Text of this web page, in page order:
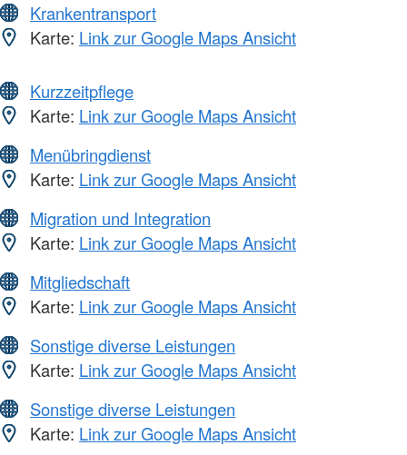
Krankentransport
Karte: Link zur Google Maps Ansicht
Kurzzeitpflege
Karte: Link zur Google Maps Ansicht
Menübringdienst
Karte: Link zur Google Maps Ansicht
Migration und Integration
Karte: Link zur Google Maps Ansicht
Mitgliedschaft
Karte: Link zur Google Maps Ansicht
Sonstige diverse Leistungen
Karte: Link zur Google Maps Ansicht
Sonstige diverse Leistungen
Karte: Link zur Google Maps Ansicht